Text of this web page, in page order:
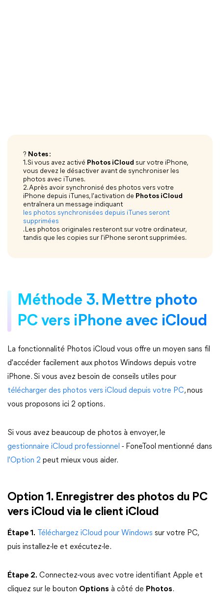
? Notes :
1. Si vous avez activé Photos iCloud sur votre iPhone,
vous devez le désactiver avant de synchroniser les
photos avec iTunes.
2. Après avoir synchronisé des photos vers votre
iPhone depuis iTunes, l'activation de Photos iCloud
entraînera un message indiquant
les photos synchronisées depuis iTunes seront
supprimées
. Les photos originales resteront sur votre ordinateur,
tandis que les copies sur l'iPhone seront supprimées.
Méthode 3. Mettre photo
PC vers iPhone avec iCloud
La fonctionnalité Photos iCloud vous offre un moyen sans fil
d'accéder facilement aux photos Windows depuis votre
iPhone. Si vous avez besoin de conseils utiles pour
télécharger des photos vers iCloud depuis votre PC, nous
vous proposons ici 2 options.
Si vous avez beaucoup de photos à envoyer, le
gestionnaire iCloud professionnel - FoneTool mentionné dans
l'Option 2 peut mieux vous aider.
Option 1. Enregistrer des photos du PC
vers iCloud via le client iCloud
Étape 1. Téléchargez iCloud pour Windows sur votre PC,
puis installez-le et exécutez-le.
Étape 2. Connectez-vous avec votre identifiant Apple et
cliquez sur le bouton Options à côté de Photos.